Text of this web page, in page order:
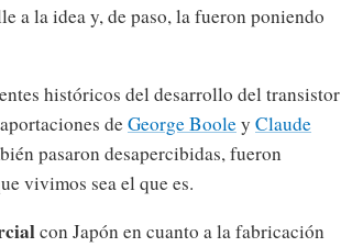
a la idea y, de paso, la fueron poniendo
históricos del desarrollo del transistor
deGeorge Booley Claude
pasaron desapercibidas, fueron
vivimos sea el que es.
con Japón en cuanto a la fabricación